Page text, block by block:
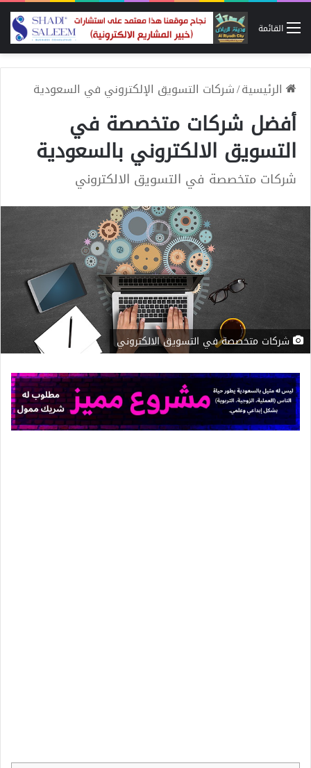
القائمة
الرئيسية/شركات التسويق الإلكتروني في السعودية
أفضل شركات متخصصة في
التسويق الالكتروني بالسعودية
شركات متخصصة في التسويق الالكتروني
شركات متخصصة في التسويق الالكتروني